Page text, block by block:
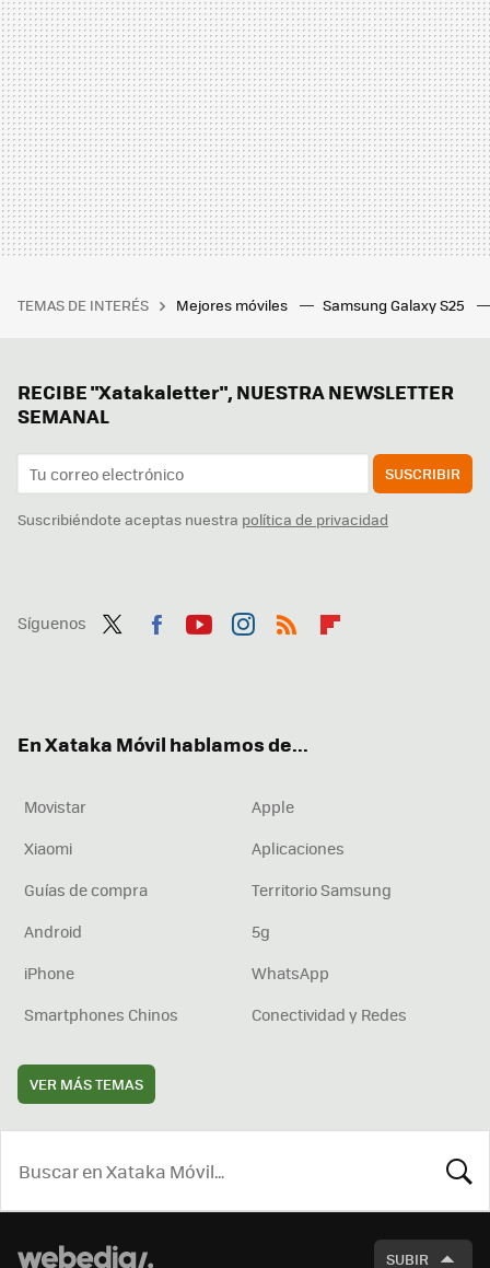
TEMAS DE INTERÉS Mejores móviles Samsung Galaxy S25
RECIBE "Xatakaletter", NUESTRA NEWSLETTER
SEMANAL
SUSCRIBIR
Suscribiéndote aceptas nuestra política de privacidad
Síguenos
En Xataka Móvil hablamos de...
Movistar
Apple
Xiaomi
Aplicaciones
Guías de compra
Territorio Samsung
Android
5g
iPhone
WhatsApp
Smartphones Chinos
Conectividad y Redes
VER MÁS TEMAS
SUBIR